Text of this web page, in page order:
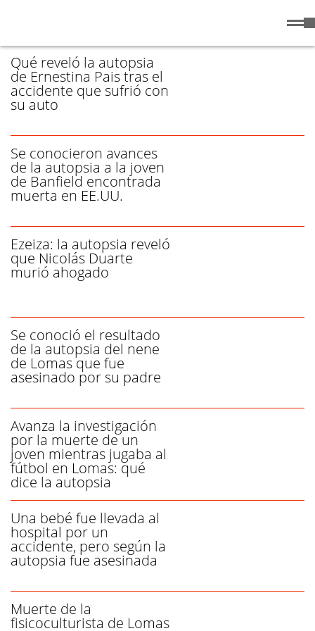
Qué reveló la autopsia
de Ernestina Pais tras el
accidente que sufrió con
su auto
Se conocieron avances
de la autopsia a la joven
de Banfield encontrada
muerta en EE.UU.
Ezeiza: la autopsia reveló
que Nicolás Duarte
murió ahogado
Se conoció el resultado
de la autopsia del nene
de Lomas que fue
asesinado por su padre
Avanza la investigación
por la muerte de un
joven mientras jugaba al
fútbol en Lomas: qué
dice la autopsia
Una bebé fue llevada al
hospital por un
accidente, pero según la
autopsia fue asesinada
Muerte de la
fisicoculturista de Lomas